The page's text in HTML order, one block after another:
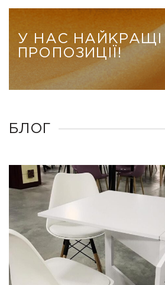
до
У НАС НАЙКРАЩІ
ПРОПОЗИЦІЇ!
БЛОГ